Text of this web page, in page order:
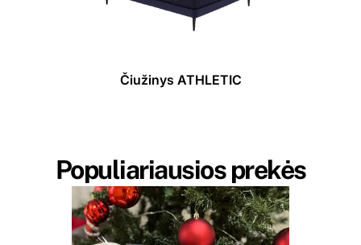
Čiužinys ATHLETIC
Populiariausios prekės